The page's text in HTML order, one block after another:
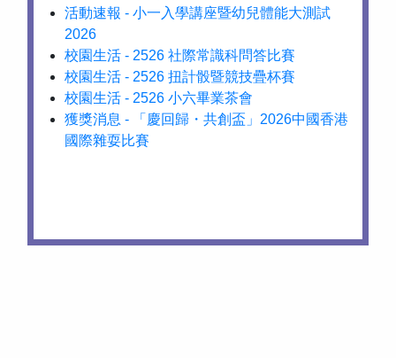
活動速報 - 小一入學講座暨幼兒體能大測試
2026
校園生活 - 2526 社際常識科問答比賽
校園生活 - 2526 扭計骰暨競技疊杯賽
校園生活 - 2526 小六畢業茶會
獲獎消息 - 「慶回歸・共創盃」2026中國香港
國際雜耍比賽